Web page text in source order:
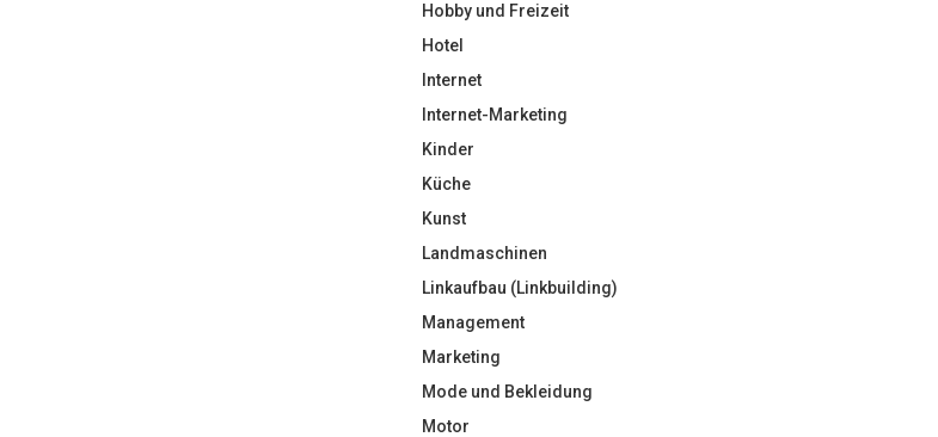
Hobby und Freizeit
Hotel
Internet
Internet-Marketing
Kinder
Küche
Kunst
Landmaschinen
Linkaufbau (Linkbuilding)
Management
Marketing
Mode und Bekleidung
Motor